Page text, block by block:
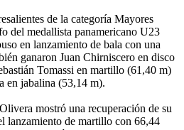
de la categoría Mayores
del medallista panamericano U23
en lanzamiento de bala con una
ganaron Juan Chirniscero en disco
Tomassi en martillo (61,40 m)
en jabalina (53,14 m).
mostró una recuperación de su
lanzamiento de martillo con 66,44